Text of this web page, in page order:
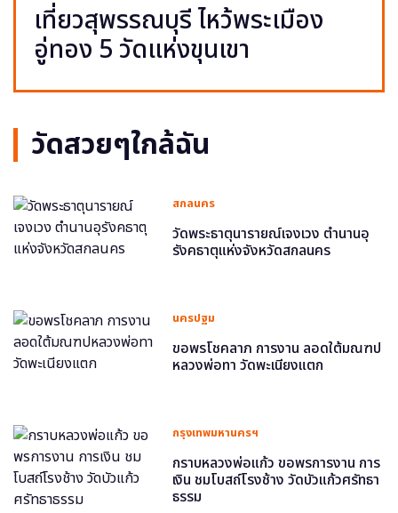
เที่ยวสุพรรณบุรี ไหว้พระเมือง
อู่ทอง 5 วัดแห่งขุนเขา
วัดสวยๆใกล้ฉัน
สกลนคร
วัดพระธาตุนารายณ์เจงเวง ตำนานอุ
รังคธาตุแห่งจังหวัดสกลนคร
นครปฐม
ขอพรโชคลาภ การงาน ลอดใต้มณฑป
หลวงพ่อทา วัดพะเนียงแตก
กรุงเทพมหานครฯ
กราบหลวงพ่อแก้ว ขอพรการงาน การ
เงิน ชมโบสถ์โรงช้าง วัดบัวแก้วศรัทธา
ธรรม